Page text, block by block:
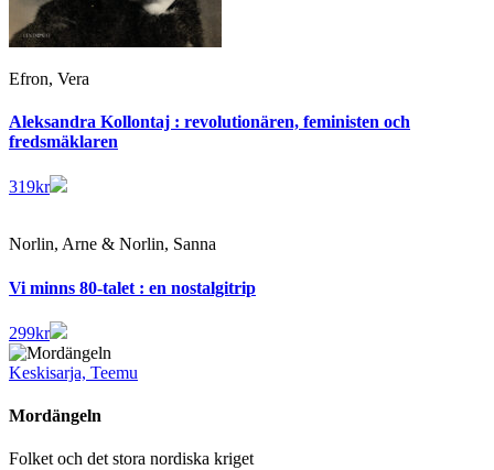
Efron, Vera
Aleksandra Kollontaj : revolutionären, feministen och
fredsmäklaren
319kr
Norlin, Arne & Norlin, Sanna
Vi minns 80-talet : en nostalgitrip
299kr
Keskisarja, Teemu
Mordängeln
Folket och det stora nordiska kriget